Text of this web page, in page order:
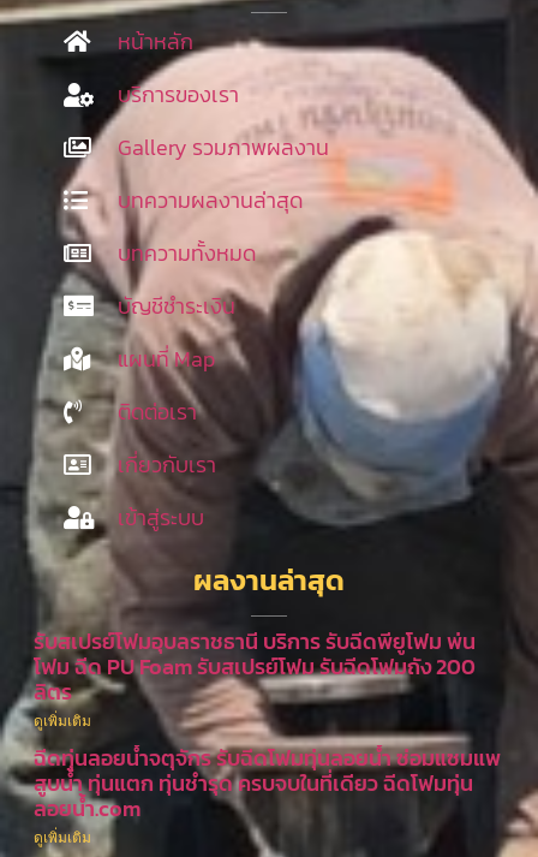
หน้าหลัก
บริการของเรา
Gallery รวมภาพผลงาน
บทความผลงานล่าสุด
บทความทั้งหมด
บัญชีชำระเงิน
แผนที่ Map
ติดต่อเรา
เกี่ยวกับเรา
เข้าสู่ระบบ
ผลงานล่าสุด
รับสเปรย์โฟมอุบลราชธานี บริการ รับฉีดพียูโฟม พ่น
โฟม ฉีด PU Foam รับสเปรย์โฟม รับฉีดโฟมถัง 200
ลิตร
ดูเพิ่มเติม
ฉีดทุ่นลอยน้ำจตุจักร รับฉีดโฟมทุ่นลอยน้ำ ซ่อมแซมแพ
สูบน้ำ ทุ่นแตก ทุ่นชำรุด ครบจบในที่เดียว ฉีดโฟมทุ่น
ลอยน้ำ.com
ดูเพิ่มเติม